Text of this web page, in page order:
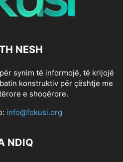
NESH
synim të informojë, të krijojë
konstruktiv për çështje me
e shoqërore.
info@fokusi.org
NDIQ